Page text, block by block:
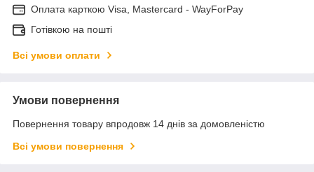
Оплата карткою Visa, Mastercard - WayForPay
Готівкою на пошті
Всі умови оплати
Умови повернення
Повернення товару впродовж 14 днів за домовленістю
Всі умови повернення